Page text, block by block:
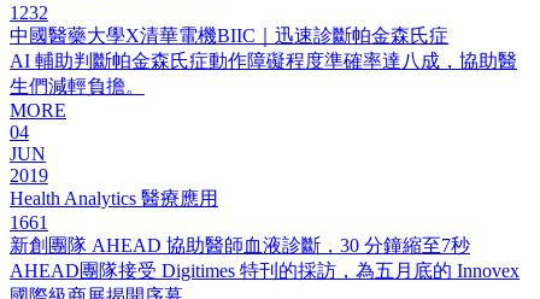
1232
中國醫藥大學X清華電機BIIC｜迅速診斷帕金森氏症
AI 輔助判斷帕金森氏症動作障礙程度準確率達八成，協助醫
生們減輕負擔。
MORE
04
JUN
2019
Health Analytics 醫療應用
1661
新創團隊 AHEAD 協助醫師血液診斷，30 分鐘縮至7秒
AHEAD團隊接受 Digitimes 特刊的採訪，為五月底的 Innovex